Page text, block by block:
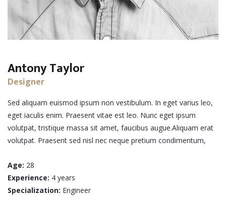
Antony Taylor
Designer
Sed aliquam euismod ipsum non vestibulum. In eget varius leo,
eget iaculis enim. Praesent vitae est leo. Nunc eget ipsum
volutpat, tristique massa sit amet, faucibus augue.Aliquam erat
volutpat. Praesent sed nisl nec neque pretium condimentum,
Age: 28
Experience: 4 years
Specialization: Engineer